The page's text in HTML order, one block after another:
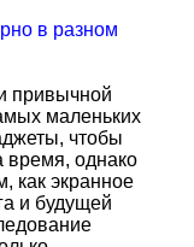
в разном
привычной
маленьких
чтобы
время, однако
как экранное
и будущей